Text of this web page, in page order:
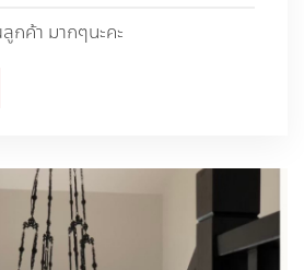
ค้า มากๆนะคะ